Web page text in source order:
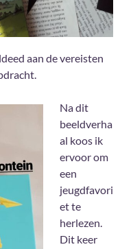
aan de vereisten
Na dit
beeldverha
al koos ik
ervoor om
een
jeugdfavori
et te
herlezen.
Dit keer